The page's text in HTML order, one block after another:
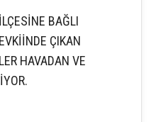
BAĞLI
ÇIKAN
HAVADAN VE